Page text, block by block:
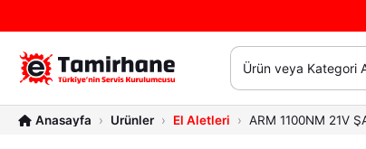
Ürünler El Aletleri ARM 1100NM 21V